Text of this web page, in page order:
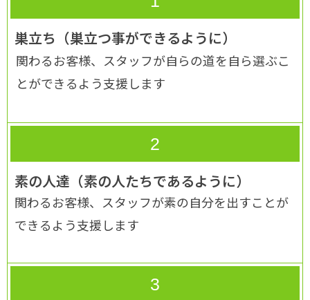
巣立ち（巣立つ事ができるように）
関わるお客様、スタッフが自らの道を自ら選ぶこ
とができるよう支援します
2
素の人達（素の人たちであるように）
関わるお客様、スタッフが素の自分を出すことが
できるよう支援します
3